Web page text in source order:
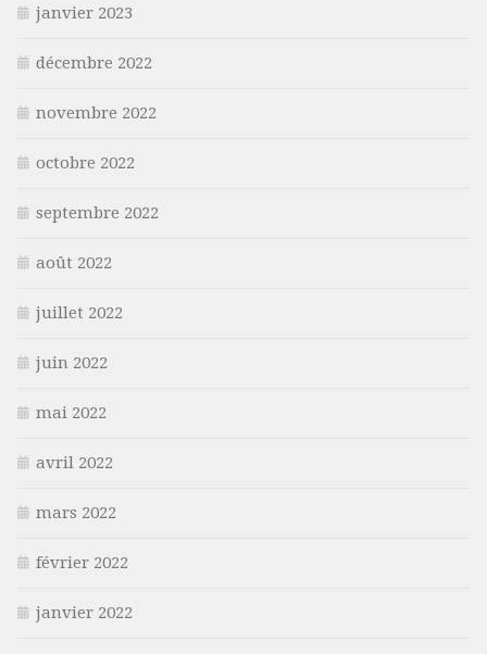
janvier 2023
décembre 2022
novembre 2022
octobre 2022
septembre 2022
août 2022
juillet 2022
juin 2022
mai 2022
avril 2022
mars 2022
février 2022
janvier 2022